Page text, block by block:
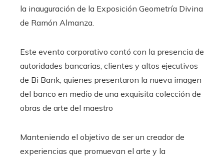
la inauguración de la Exposición Geometría Divina
de Ramón Almanza.
Este evento corporativo contó con la presencia de
autoridades bancarias, clientes y altos ejecutivos
de Bi Bank, quienes presentaron la nueva imagen
del banco en medio de una exquisita colección de
obras de arte del maestro
Manteniendo el objetivo de ser un creador de
experiencias que promuevan el arte y la